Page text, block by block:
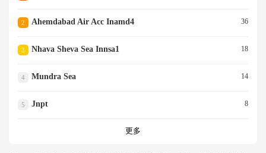
2 Ahemdabad Air Acc Inamd4 36
3 Nhava Sheva Sea Innsa1 18
4 Mundra Sea 14
5 Jnpt 8
更多